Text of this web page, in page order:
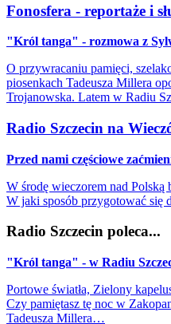
Fonosfera - reportaże i
"Król tanga" - rozmowa z
O przywracaniu pamięci,
piosenkach Tadeusza Millera
Trojanowska. Latem w Radiu
Radio Szczecin na
Przed nami częściowe
W środę wieczorem nad Polską
W jaki sposób przygotować się
Radio Szczecin poleca...
"Król tanga" - w Radiu
Portowe światła, Zielony
Czy pamiętasz tę noc w
Tadeusza Millera…